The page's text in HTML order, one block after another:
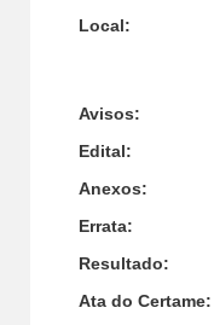
Local:
Avisos:
Edital:
Anexos:
Errata:
Resultado:
Ata do Certame: